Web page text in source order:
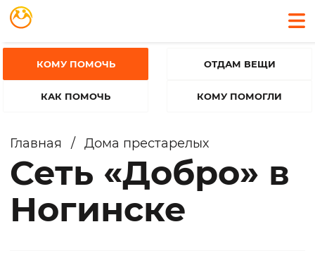
КОМУ ПОМОЧЬ
КАК ПОМОЧЬ
ОТДАМ ВЕЩИ
КОМУ ПОМОГЛИ
Главная / Дома престарелых
Сеть «Добро» в
Ногинске